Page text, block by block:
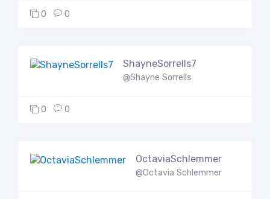
0 0
ShayneSorrells7
@Shayne Sorrells
0 0
OctaviaSchlemmer
@Octavia Schlemmer